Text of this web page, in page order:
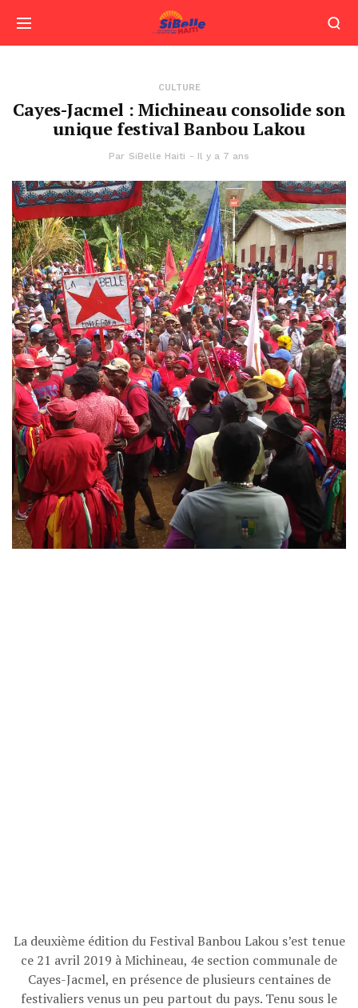
CULTURE
Cayes-Jacmel : Michineau consolide son
unique festival Banbou Lakou
Par SiBelle Haiti Il y a 7 ans
La deuxième édition du Festival Banbou Lakou s’est tenue
ce 21 avril 2019 à Michineau, 4e section communale de
Cayes-Jacmel, en présence de plusieurs centaines de
festivaliers venus un peu partout du pays. Tenu sous le